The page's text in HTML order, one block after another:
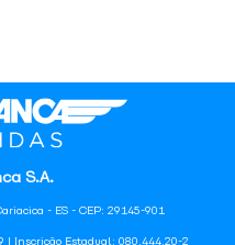
S.A.
- ES - CEP: 29145-901
| Inscrição Estadual: 080.444.20-2